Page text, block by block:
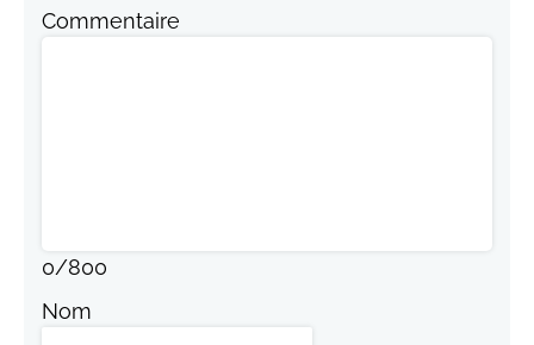
Commentaire
0/800
Nom